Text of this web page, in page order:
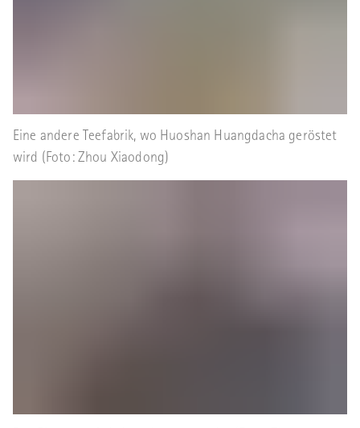
Eine andere Teefabrik, wo Huoshan Huangdacha geröstet
wird (Foto: Zhou Xiaodong)